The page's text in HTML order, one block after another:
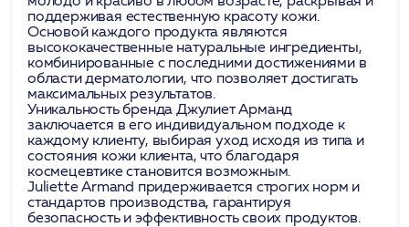
поддерживая естественную красоту кожи.
Основой каждого продукта являются
высококачественные натуральные ингредиенты,
комбинированные с последними достижениями в
области дерматологии, что позволяет достигать
максимальных результатов.
Уникальность бренда Джулиет Арманд
заключается в его индивидуальном подходе к
каждому клиенту, выбирая уход исходя из типа и
состояния кожи клиента, что благодаря
космецевтике становится возможным.
Juliette Armand придерживается строгих норм и
стандартов производства, гарантируя
безопасность и эффективность своих продуктов.